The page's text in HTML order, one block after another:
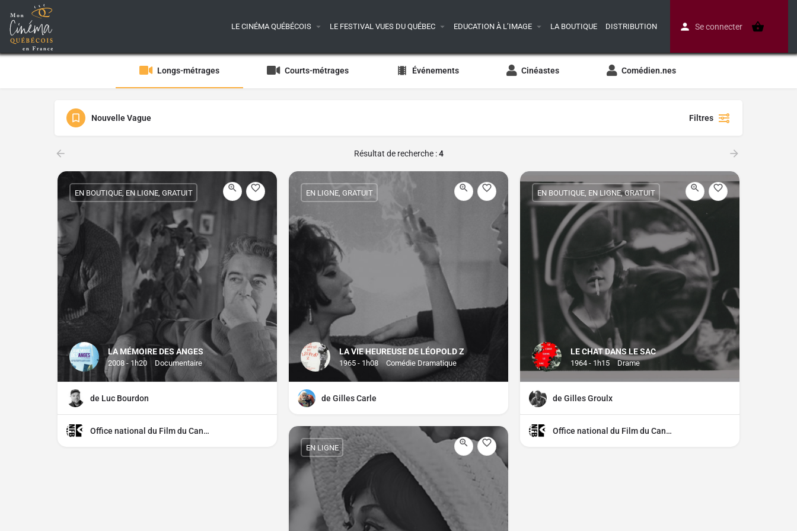
LE CINÉMA QUÉBÉCOIS LE FESTIVAL VUES DU QUÉBEC EDUCATION À L’IMAGE LA BOUTIQUE DISTRIBUTION Se connecter
Longs-métrages Courts-métrages Événements Cinéastes Comédien.nes
Nouvelle Vague Filtres
Résultat de recherche :4
LA MÉMOIRE DES ANGES
2008 - 1h20 Documentaire
EN BOUTIQUE, EN LIGNE, GRATUIT
de Luc Bourdon
Office national du Film du Canada (ONF)
LA VIE HEUREUSE DE LÉOPOLD Z
1965 - 1h08 Comédie Dramatique
EN LIGNE, GRATUIT
de Gilles Carle
LE CHAT DANS LE SAC
1964 - 1h15 Drame
EN BOUTIQUE, EN LIGNE, GRATUIT
de Gilles Groulx
Office national du Film du Canada (ONF)
EN LIGNE